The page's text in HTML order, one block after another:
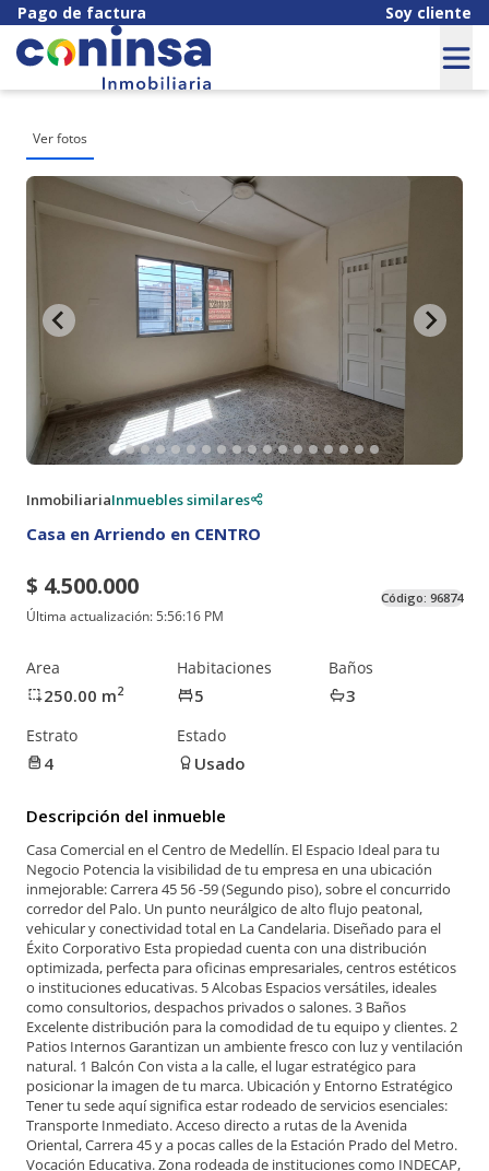
Pago de factura Soy cliente
Ver fotos
InmobiliariaInmuebles similares
Casa en Arriendo en CENTRO
$ 4.500.000
Última actualización:5:56:16 PM
Código: 96874
Area
250.00 m2
Habitaciones
5
Baños
3
Estrato
4
Estado
Usado
Descripción del inmueble
Casa Comercial en el Centro de Medellín. El Espacio Ideal para tu
Negocio Potencia la visibilidad de tu empresa en una ubicación
inmejorable: Carrera 45 56 -59 (Segundo piso), sobre el concurrido
corredor del Palo. Un punto neurálgico de alto flujo peatonal,
vehicular y conectividad total en La Candelaria. Diseñado para el
Éxito Corporativo Esta propiedad cuenta con una distribución
optimizada, perfecta para oficinas empresariales, centros estéticos
o instituciones educativas. 5 Alcobas Espacios versátiles, ideales
como consultorios, despachos privados o salones. 3 Baños
Excelente distribución para la comodidad de tu equipo y clientes. 2
Patios Internos Garantizan un ambiente fresco con luz y ventilación
natural. 1 Balcón Con vista a la calle, el lugar estratégico para
posicionar la imagen de tu marca. Ubicación y Entorno Estratégico
Tener tu sede aquí significa estar rodeado de servicios esenciales:
Transporte Inmediato. Acceso directo a rutas de la Avenida
Oriental, Carrera 45 y a pocas calles de la Estación Prado del Metro.
Vocación Educativa. Zona rodeada de instituciones como INDECAP,